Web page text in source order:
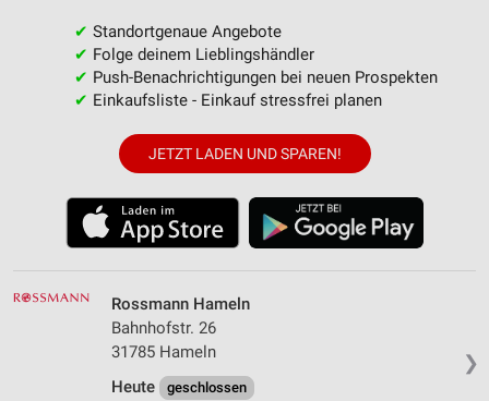
✔ Standortgenaue Angebote
✔ Folge deinem Lieblingshändler
✔ Push-Benachrichtigungen bei neuen Prospekten
✔ Einkaufsliste - Einkauf stressfrei planen
JETZT LADEN UND SPAREN!
❯
Rossmann Hameln
Bahnhofstr. 26
31785 Hameln
Heute
geschlossen